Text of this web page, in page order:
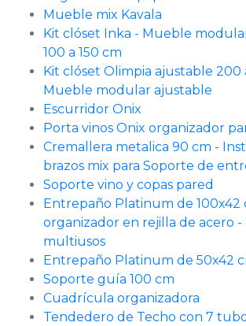
Mueble mix Kavala
Kit clóset Inka - Mueble
100 a 150 cm
Kit clóset Olimpia ajustable 200
Mueble modular ajustable
Escurridor Onix
Porta vinos Onix organizador
Cremallera metalica 90 cm -
brazos mix para Soporte de
Soporte vino y copas pared
Entrepaño Platinum de 100x42
organizador en rejilla de acero
multiusos
Entrepaño Platinum de 50x42
Soporte guía 100 cm
Cuadrícula organizadora
Tendedero de Techo con 7